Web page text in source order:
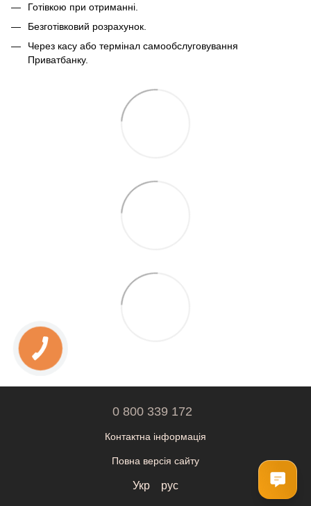
Готівкою при отриманні.
Безготівковий розрахунок.
Через касу або термінал самообслуговування
Приватбанку.
0 800 339 172
Контактна інформація
Повна версія сайту
Укр рус